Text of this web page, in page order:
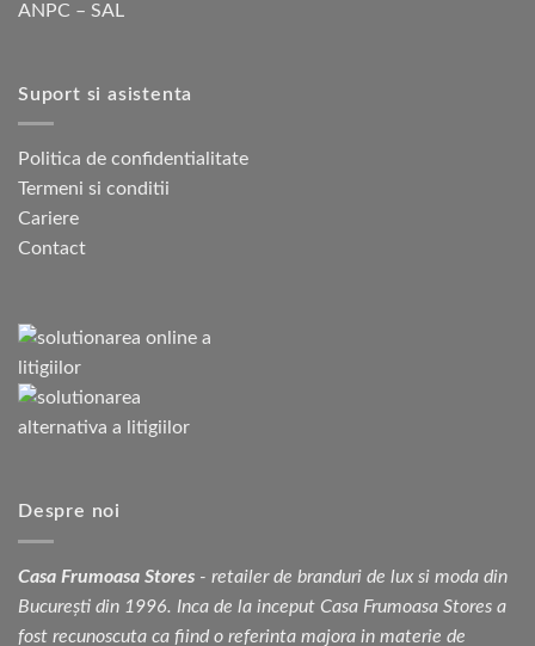
ANPC – SAL
Suport si asistenta
Politica de confidentialitate
Termeni si conditii
Cariere
Contact
Despre noi
Casa Frumoasa Stores - retailer de branduri de lux si moda din
București din 1996. Inca de la inceput Casa Frumoasa Stores a
fost recunoscuta ca fiind o referinta majora in materie de